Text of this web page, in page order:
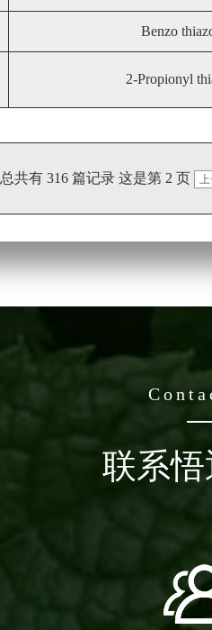
Benzo
2-Propionyl
总共有 316 篇记录 这是第 2 页
联系